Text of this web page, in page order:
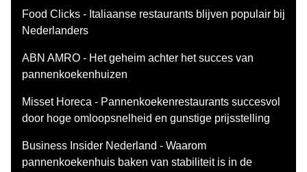
Food Clicks - Italiaanse restaurants blijven populair bij
Nederlanders
ABN AMRO - Het geheim achter het succes van
pannenkoekenhuizen
Misset Horeca - Pannenkoekenrestaurants succesvol
door hoge omloopsnelheid en gunstige prijsstelling
Business Insider Nederland - Waarom
pannenkoekenhuis baken van stabiliteit is in de